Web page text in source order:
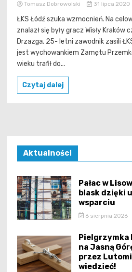
Tomasz Dobrowolski 31 lipca 2020
ŁKS Łódź szuka wzmocnień. Na
znalazł się były gracz Wisły Kraków
Drzazga. 25- letni zawodnik zasili
jest wychowankiem Zamętu
wieku trafił do...
Czytaj dalej
Aktualności
Pałac w
blask dzięki
wsparciu
6 sierpnia 2026
Pielgrzymka
na Jasną
przez
wiedzieć!